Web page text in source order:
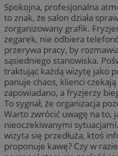
Spokojna, profesjonalna
to znak, że salon działa
zorganizowany grafik.
zegarek, nie odbiera
przerywa pracy, by
sąsiedniego stanowiska.
traktując każdą wizytę jako
panuje chaos, klienci
zapowiadano, a fryzjerzy
To sygnał, że organizacja
Warto zwrócić uwagę na to,
nieoczekiwanymi
wizyta się przedłuża, ktoś
proponuje kawę? Czy w